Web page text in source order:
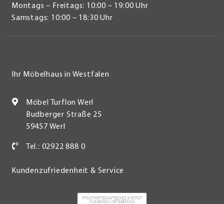
Montags – Freitags: 10:00 – 19:00 Uhr
Samstags: 10:00 – 18:30 Uhr
Ihr Möbelhaus in Westfalen
Möbel Turflon Werl
Budberger Straße 25
59457 Werl
Tel.: 02922 888 0
Kundenzufriedenheit & Service